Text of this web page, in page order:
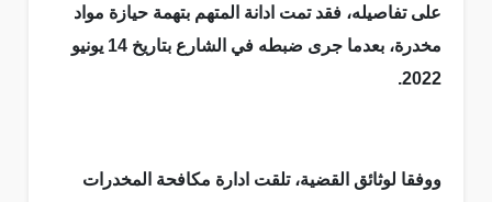
على تفاصيله، فقد تمت ادانة المتهم بتهمة حيازة مواد
مخدرة، بعدما جرى ضبطه في الشارع بتاريخ 14 يونيو
2022.
ووفقا لوثائق القضية، تلقت ادارة مكافحة المخدرات